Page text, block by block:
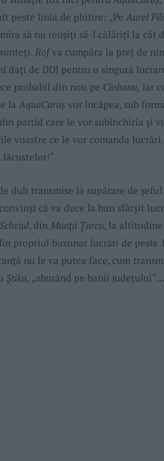
peste linia de plutire: „Pe Aurel
să nu reușiți să-l călăriți la cât
Rofva cumpăra la preț de
dați de DDJ pentru o singură
probabil din nou pe Ciobanu, iar
la AquaCaraș vor încăpea, sub
partid care le vor subînchiria și
voastre ce le vor comanda
duh transmise la supărare de șeful
că va duce la bun sfârșit
, din Munții Țarcu, la altitudine
propriul buzunar lucrări de peste
nu le va putea face, cum
Știka, „zburând pe banii județului“…